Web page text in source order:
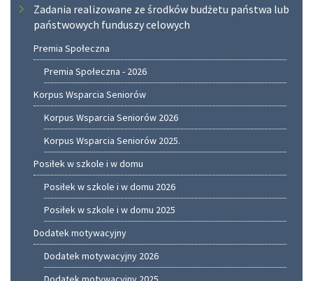
Zadania realizowane ze środków budżetu państwa lub
państwowych funduszy celowych
Premia Społeczna
Premia Społeczna - 2026
Korpus Wsparcia Seniorów
Korpus Wsparcia Seniorów 2026
Korpus Wsparcia Seniorów 2025.
Posiłek w szkole i w domu
Posiłek w szkole i w domu 2026
Posiłek w szkole i w domu 2025
Dodatek motywacyjny
Dodatek motywacyjny 2026